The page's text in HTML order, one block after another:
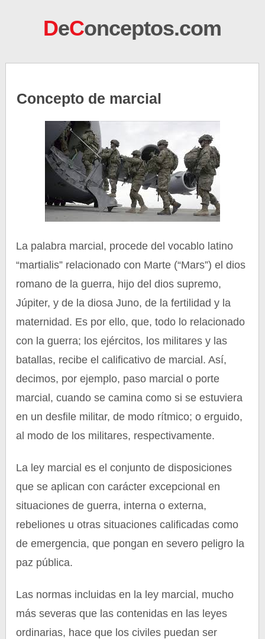
DeConceptos.com
Concepto de marcial
La palabra marcial, procede del vocablo latino
“martialis” relacionado con Marte (“Mars”) el dios
romano de la guerra, hijo del dios supremo,
Júpiter, y de la diosa Juno, de la fertilidad y la
maternidad. Es por ello, que, todo lo relacionado
con la guerra; los ejércitos, los militares y las
batallas, recibe el calificativo de marcial. Así,
decimos, por ejemplo, paso marcial o porte
marcial, cuando se camina como si se estuviera
en un desfile militar, de modo rítmico; o erguido,
al modo de los militares, respectivamente.
La ley marcial es el conjunto de disposiciones
que se aplican con carácter excepcional en
situaciones de guerra, interna o externa,
rebeliones u otras situaciones calificadas como
de emergencia, que pongan en severo peligro la
paz pública.
Las normas incluidas en la ley marcial, mucho
más severas que las contenidas en las leyes
ordinarias, hace que los civiles puedan ser